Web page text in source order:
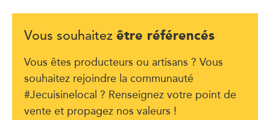
Vous souhaitez être référencés
Vous êtes producteurs ou artisans ? Vous
souhaitez rejoindre la communauté
#Jecuisinelocal ? Renseignez votre point de
vente et propagez nos valeurs !